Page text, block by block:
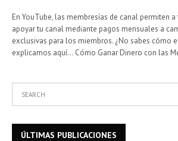
En YouTube, las membresías de canal permiten
apoyar tu canal mediante pagos mensuales a
exclusivas para los miembros. ¿No sabes cómo
explicamos aquí… Cómo Ganar Dinero con las
ÚLTIMAS PUBLICACIONES